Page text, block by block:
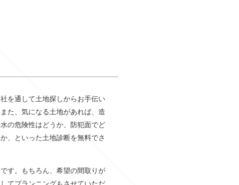
を通して土地探しからお手伝い
た、気になる土地があれば、造
の危険性はどうか、防犯面でど
、といった土地診断を無料でさ
す。もちろん、希望の間取りが